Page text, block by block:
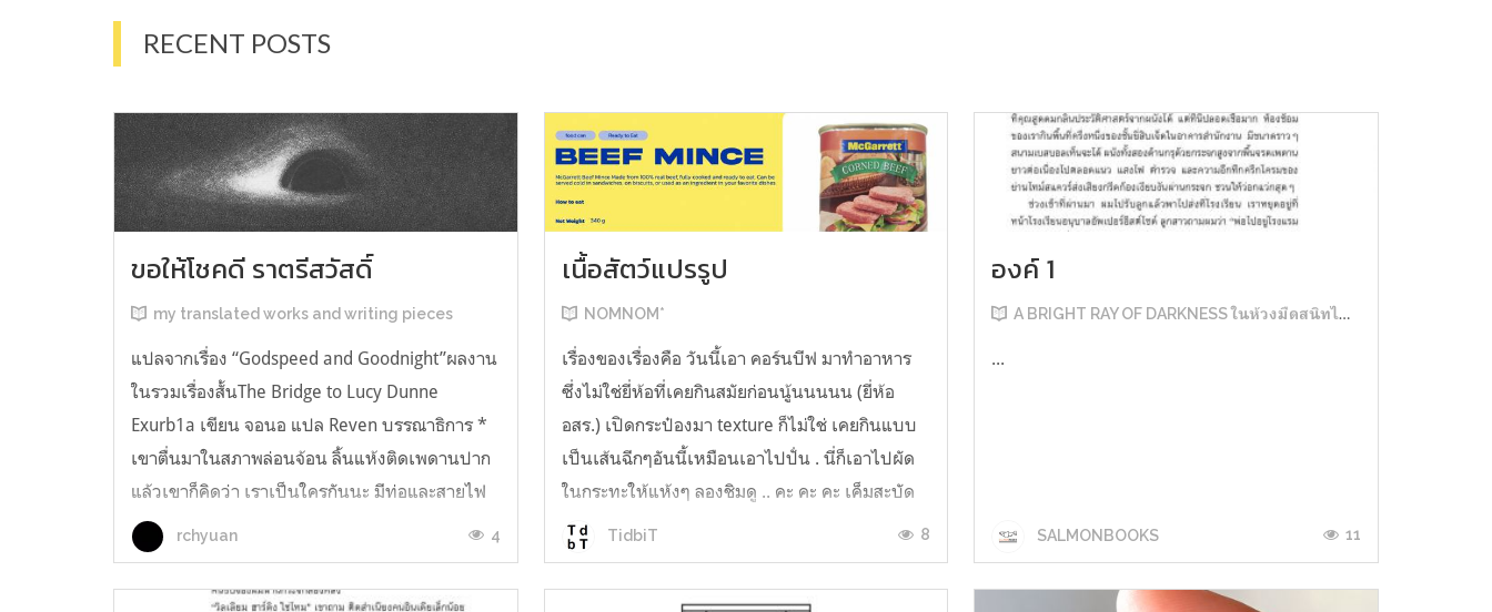
RECENT POSTS
ขอให้โชคดี ราตรีสวัสดิ์
my translated works and writing pieces
แปลจากเรื่อง “Godspeed and Goodnight”ผลงาน
ในรวมเรื่องสั้นThe Bridge to Lucy Dunne
Exurb1a เขียน จอนอ แปล Reven บรรณาธิการ *
เขาตื่นมาในสภาพล่อนจ้อน ลิ้นแห้งติดเพดานปาก
แล้วเขาก็คิดว่า เราเป็นใครกันนะ มีท่อและสายไฟ
อยู่ในตัว เกิดความรู้สึกอยากฉี่ และแม้ตัวเขาจะ
เหยียดตรง ก็มีแต่ความมืดมิดอยู่เบื้องหน้...
rchyuan 4
เนื้อสัตว์แปรรูป
NOMNOM*
เรื่องของเรื่องคือ วันนี้เอา คอร์นบีฟ มาทำอาหาร
ซึ่งไม่ใช่ยี่ห้อที่เคยกินสมัยก่อนนู้นนนนน (ยี่ห้อ
อสร.) เปิดกระป๋องมา texture ก็ไม่ใช่ เคยกินแบบ
เป็นเส้นฉีกๆอันนี้เหมือนเอาไปปั่น . นี่ก็เอาไปผัด
ในกระทะให้แห้งๆ ลองชิมดู .. คะ คะ คะ เค็มสะบัด
O o" ... แบบใช้โควต้ากินโซเดียมทั้งสัปดาห์
ต้องหาผักนึ่ง ...
TidbiT 8
องค์ 1
A BRIGHT RAY OF DARKNESS ในห้วงมืดสนิทไม่มิดแสง
...
SALMONBOOKS 11